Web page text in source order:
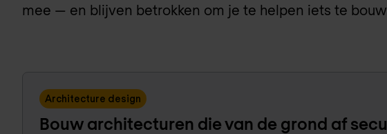
mee — en blijven betrokken om je te helpen iets te
Architecture design
Bouw architecturen die van de grond af